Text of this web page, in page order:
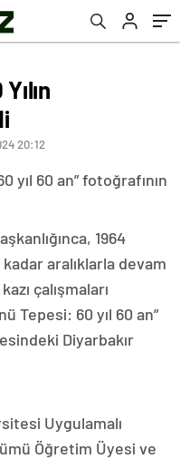
20:12
yıl 60 an” fotoğrafının
1964
aralıklarla devam
çalışmaları
Tepesi: 60 yıl 60 an”
Diyarbakır
Uygulamalı
Öğretim Üyesi ve